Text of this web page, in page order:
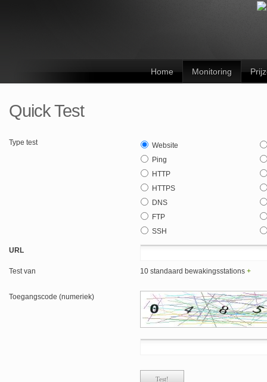
Home Monitoring
Quick Test
Type test
Website
Ping
HTTP
HTTPS
DNS
FTP
SSH
URL
Test van 10 standaard bewakingsstations +
Toegangscode (numeriek)